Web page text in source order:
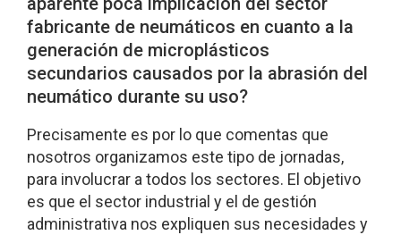
fabricante de neumáticos en cuanto a la
generación de microplásticos
secundarios causados por la abrasión del
neumático durante su uso?
Precisamente es por lo que comentas que
nosotros organizamos este tipo de jornadas,
para involucrar a todos los sectores. El objetivo
es que el sector industrial y el de gestión
administrativa nos expliquen sus necesidades y